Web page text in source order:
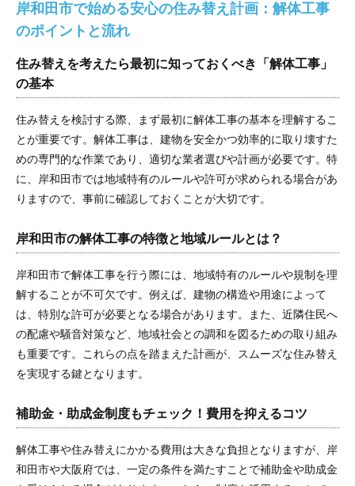
岸和田市で始める安心の住み替え計画：解体工事
のポイントと流れ
住み替えを考えたら最初に知っておくべき「解体工事」
の基本
住み替えを検討する際、まず最初に解体工事の基本を理解するこ
とが重要です。解体工事は、建物を安全かつ効率的に取り壊すた
めの専門的な作業であり、適切な業者選びや計画が必要です。特
に、岸和田市では地域特有のルールや許可が求められる場合があ
りますので、事前に確認しておくことが大切です。
岸和田市の解体工事の特徴と地域ルールとは？
岸和田市で解体工事を行う際には、地域特有のルールや規制を理
解することが不可欠です。例えば、建物の構造や用途によって
は、特別な許可が必要となる場合があります。また、近隣住民へ
の配慮や騒音対策など、地域社会との調和を図るための取り組み
も重要です。これらの点を踏まえた計画が、スムーズな住み替え
を実現する鍵となります。
補助金・助成金制度もチェック！費用を抑えるコツ
解体工事や住み替えにかかる費用は大きな負担となりますが、岸
和田市や大阪府では、一定の条件を満たすことで補助金や助成金